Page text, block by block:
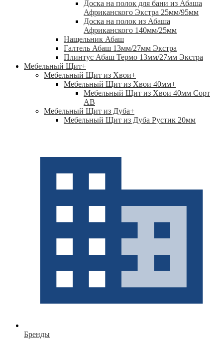
Доска на полок для бани из Абаша
Африканского Экстра 25мм/95мм
Доска на полок из Абаша
Африканского 140мм/25мм
Нащельник Абаш
Галтель Абаш 13мм/27мм Экстра
Плинтус Абаш Термо 13мм/27мм Экстра
Мебельный Щит+
Мебельный Щит из Хвои+
Мебельный Щит из Хвои 40мм+
Мебельный Щит из Хвои 40мм Сорт
АВ
Мебельный Щит из Дуба+
Мебельный Щит из Дуба Рустик 20мм
Бренды